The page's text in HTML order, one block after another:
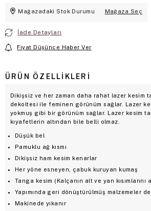
Mağazadaki Stok Durumu Mağaza Seç
İade Detayları
Fiyat Düşünce Haber Ver
ÜRÜN ÖZELLIKLERI
Dikişsiz ve her zaman daha rahat lazer kesim
dekoltesi ile feminen görünüm sağlar. Lazer
yokmuş gibi bir görünüm sağlar. Lazer kesim
kıyafetlerin altından bile belli olmaz.
Düşük bel
Pamuklu ağ kısmı
Dikişsiz ham kesim kenarlar
Her yöne esneyen, çabuk kuruyan kumaş
Tanga kesim (Kalçanın alt ve yan kısımlarını
Yapımında geri dönüştürülmüş malzemeler de
Makinede yıkanır